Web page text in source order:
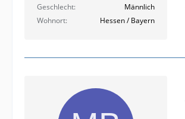
Geschlecht
Männlich
Wohnort
Hessen / Bayern